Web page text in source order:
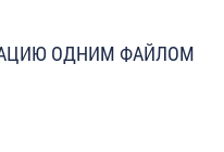
ОДНИМ ФАЙЛОМ